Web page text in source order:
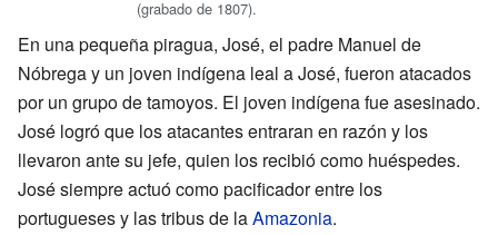
(grabado de 1807).
En una pequeña piragua, José, el padre Manuel de
Nóbrega y un joven indígena leal a José, fueron atacados
por un grupo de tamoyos. El joven indígena fue asesinado.
José logró que los atacantes entraran en razón y los
llevaron ante su jefe, quien los recibió como huéspedes.
José siempre actuó como pacificador entre los
portugueses y las tribus de laAmazonia.